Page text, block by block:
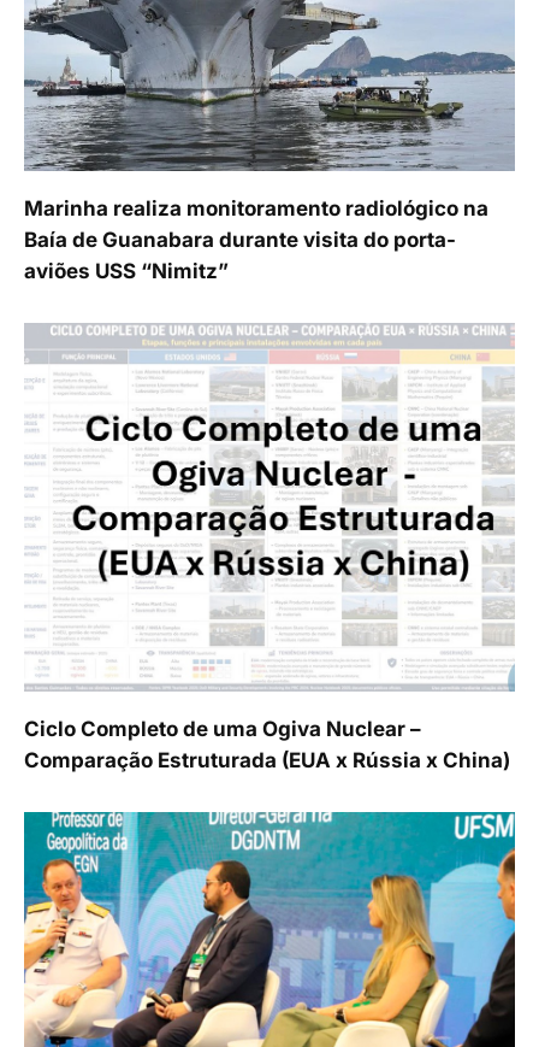
Marinha realiza monitoramento radiológico na
Baía de Guanabara durante visita do porta-
aviões USS “Nimitz”
Ciclo Completo de uma Ogiva Nuclear –
Comparação Estruturada (EUA x Rússia x China)